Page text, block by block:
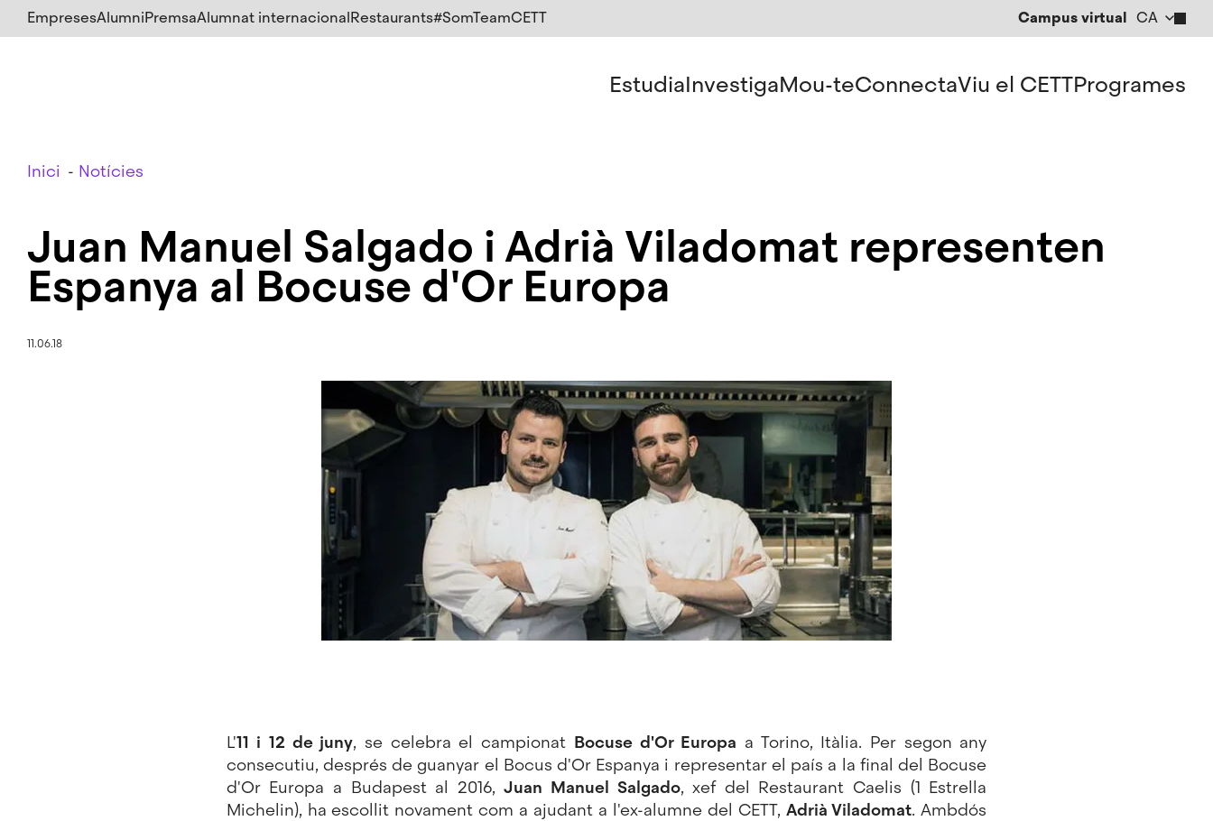
Salta
al
EmpresesAlumniPremsaAlumnat internacionalRestaurants#SomTeamCETT Campus virtual CA
EN
EstudiaInvestigaMou-teConnectaViu el CETTProgrames
Breadcrumb
Inici Notícies
Juan Manuel Salgado i Adrià Viladomat representen
Espanya al Bocuse d'Or Europa
11.06.18
L'11 i 12 de juny, se celebra el campionat Bocuse d'OrEuropa a Torino, Itàlia. Per segon any
consecutiu, després de guanyar el Bocus d'Or Espanya i representar el país a la final del Bocuse
d'Or Europa a Budapest al 2016,Juan Manuel Salgado, xef del Restaurant Caelis (1 Estrella
Michelin), ha escollit novament com a ajudant a l'ex-alumne del CETT, Adrià Viladomat. Ambdós